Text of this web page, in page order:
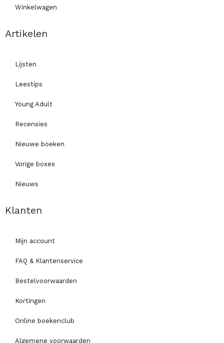
Winkelwagen
Artikelen
Lijsten
Leestips
Young Adult
Recensies
Nieuwe boeken
Vorige boxes
Nieuws
Klanten
Mijn account
FAQ & Klantenservice
Bestelvoorwaarden
Kortingen
Online boekenclub
Algemene voorwaarden